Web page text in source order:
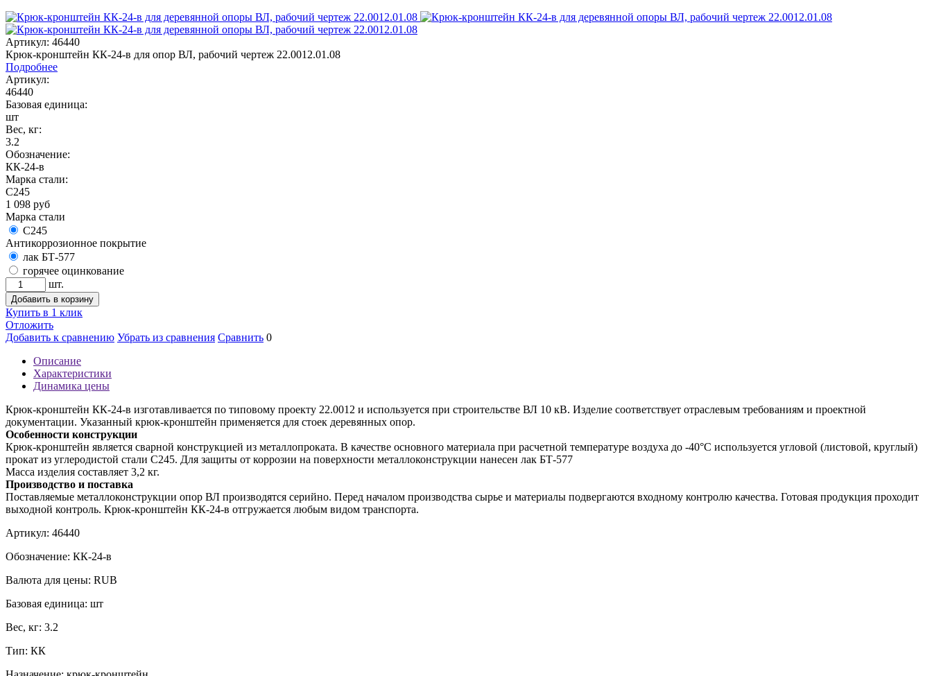
Артикул: 46440
Крюк-кронштейн КК-24-в для опор ВЛ, рабочий чертеж 22.0012.01.08
Подробнее
Артикул:
46440
Базовая единица:
шт
Вес, кг:
3.2
Обозначение:
КК-24-в
Марка стали:
С245
1 098 руб
Марка стали
С245
Антикоррозионное покрытие
лак БТ-577
горячее оцинкование
шт.
Добавить в корзину
Купить в 1 клик
Отложить
Добавить к сравнению Убрать из сравнения Сравнить 0
Описание
Характеристики
Динамика цены
Крюк-кронштейн КК-24-в изготавливается по типовому проекту 22.0012 и используется при строительстве ВЛ 10 кВ. Изделие соответствует отраслевым требованиям и проектной
документации. Указанный крюк-кронштейн применяется для стоек деревянных опор.
Особенности конструкции
Крюк-кронштейн является сварной конструкцией из металлопроката. В качестве основного материала при расчетной температуре воздуха до -40°С используется угловой (листовой, круглый)
прокат из углеродистой стали С245. Для защиты от коррозии на поверхности металлоконструкции нанесен лак БТ-577
Масса изделия составляет 3,2 кг.
Производство и поставка
Поставляемые металлоконструкции опор ВЛ производятся серийно. Перед началом производства сырье и материалы подвергаются входному контролю качества. Готовая продукция проходит
выходной контроль. Крюк-кронштейн КК-24-в отгружается любым видом транспорта.
Артикул: 46440
Обозначение: КК-24-в
Валюта для цены: RUB
Базовая единица: шт
Вес, кг: 3.2
Тип: КК